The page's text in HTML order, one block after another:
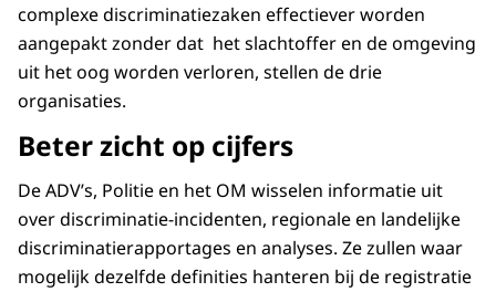
complexe discriminatiezaken effectiever worden
aangepakt zonder dat het slachtoffer en de omgeving
uit het oog worden verloren, stellen de drie
organisaties.
Beter zicht op cijfers
De ADV’s, Politie en het OM wisselen informatie uit
over discriminatie-incidenten, regionale en landelijke
discriminatierapportages en analyses. Ze zullen waar
mogelijk dezelfde definities hanteren bij de registratie